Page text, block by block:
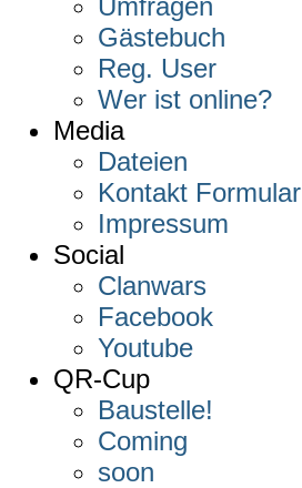
Umfragen
Gästebuch
Reg. User
Wer ist online?
Media
Dateien
Kontakt Formular
Impressum
Social
Clanwars
Facebook
Youtube
QR-Cup
Baustelle!
Coming
soon